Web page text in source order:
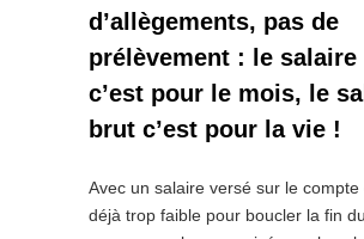
d’allègements, pas de
prélèvement : le salaire
c’est pour le mois, le
brut c’est pour la vie !
Avec un salaire versé sur le
déjà trop faible pour boucler la fin